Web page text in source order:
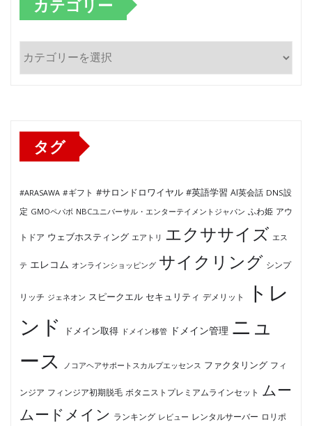
カテゴリー
カ
タグ
#ARASAWA #ギフト #サロンドロワイヤル #英語学習 AI英会話 DNS設
定 GMOペパボ NBCユニバーサル・エンターテイメントジャパン ふわ姫 アウ
トドア ウェブホスティング エアトリ エクササイズ エス
テ エレコム オンラインショッピング サイクリング シンプ
リッチ ジェネオン スピークエル セキュリティ デメリット
トレ
ンド
ドメイン取得 ドメイン移管 ドメイン管理 ニュ
ース
ノコアヘアサポートスカルプエッセンス ファクタリング フィ
ンジア フィンジア初期脱毛 ボタニストプレミアムラインセット ムー
ムードメイン ランキング レビュー レンタルサーバー ロリポ